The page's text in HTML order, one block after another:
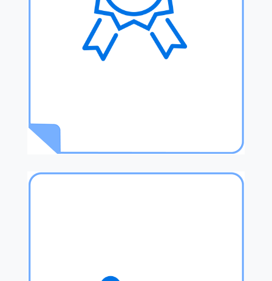
reunião de equipe.